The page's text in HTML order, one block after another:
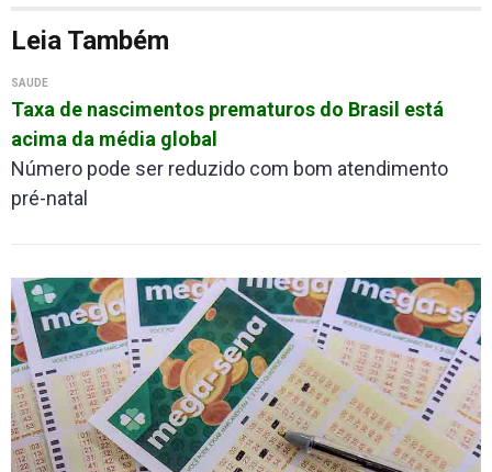
Leia Também
SAÚDE
Taxa de nascimentos prematuros do Brasil está
acima da média global
Número pode ser reduzido com bom atendimento
pré-natal